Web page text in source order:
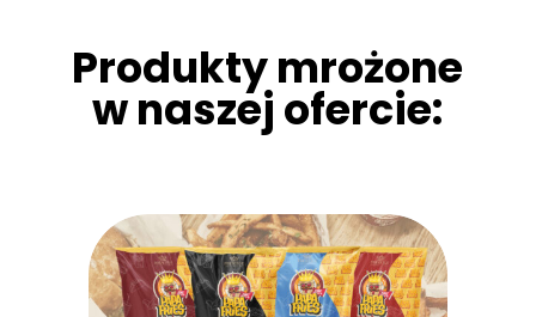
Produkty mrożone
w naszej ofercie: